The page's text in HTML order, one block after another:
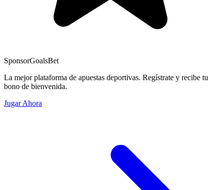
SponsorGoalsBet
La mejor plataforma de apuestas deportivas. Regístrate y recibe tu
bono de bienvenida.
Jugar Ahora